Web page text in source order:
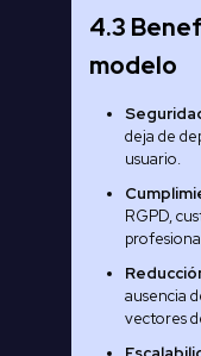
4.3
modelo
deja de
usuario.
RGPD,
ausencia
vectores